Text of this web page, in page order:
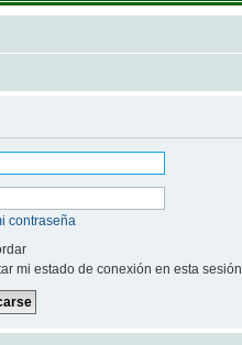
contraseña
mi estado de conexión en esta sesión